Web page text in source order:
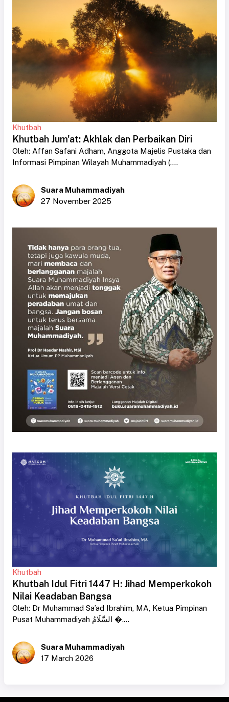
Khutbah
Khutbah Jum'at: Akhlak dan Perbaikan Diri
Oleh: Affan Safani Adham, Anggota Majelis Pustaka dan
Informasi Pimpinan Wilayah Muhammadiyah (....
Suara Muhammadiyah
27 November 2025
Khutbah
Khutbah Idul Fitri 1447 H: Jihad Memperkokoh
Nilai Keadaban Bangsa
Oleh: Dr Muhammad Sa’ad Ibrahim, MA, Ketua Pimpinan
Pusat Muhammadiyah السَّلَامُ �....
Suara Muhammadiyah
17 March 2026